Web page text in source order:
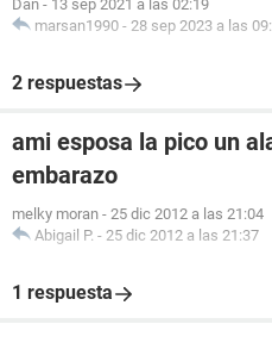
Dan - 13 sep 2021 a las 02:19
marsan1990 - 28 sep 2023 a las
2 respuestas
ami esposa la pico un
embarazo
melky moran - 25 dic 2012 a las 21:04
Abigail P. - 25 dic 2012 a las 21:37
1 respuesta